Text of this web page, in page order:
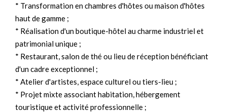
* Transformation en chambres d'hôtes ou maison d'hôtes
haut de gamme ;
* Réalisation d'un boutique-hôtel au charme industriel et
patrimonial unique ;
* Restaurant, salon de thé ou lieu de réception bénéficiant
d'un cadre exceptionnel ;
* Atelier d'artistes, espace culturel ou tiers-lieu ;
* Projet mixte associant habitation, hébergement
touristique et activité professionnelle ;